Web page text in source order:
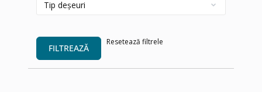
FILTREAZĂ
Resetează filtrele